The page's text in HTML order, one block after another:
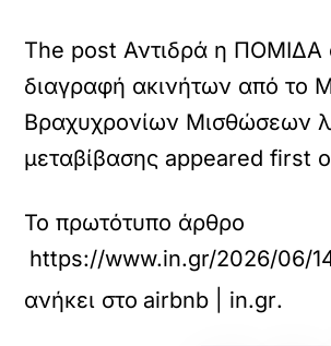
The post Αντιδρά η ΠΟΜΙΔΑ
διαγραφή ακινήτων από το
Βραχυχρονίων Μισθώσεων
μεταβίβασης appeared first
Το πρωτότυπο άρθρο
https://www.in.gr/2026/06/
ανήκει στο airbnb | in.gr.